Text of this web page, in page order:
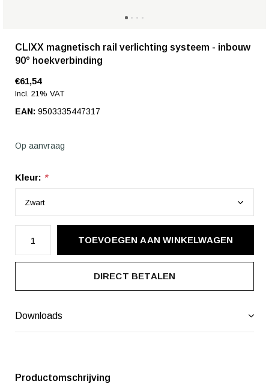
CLIXX magnetisch rail verlichting systeem - inbouw
90° hoekverbinding
€61,54
Incl. 21% VAT
EAN: 9503335447317
Op aanvraag
Kleur: *
TOEVOEGEN AAN WINKELWAGEN
DIRECT BETALEN
Downloads
Productomschrijving